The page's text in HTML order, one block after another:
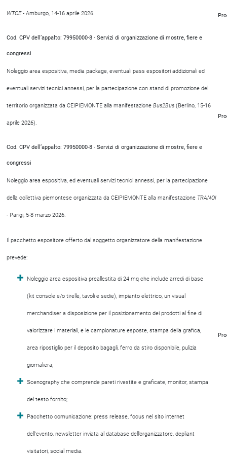
WTCE- Amburgo, 14-16 aprile 2026.
Cod. CPV dell’appalto: 79950000-8 - Servizi di organizzazione di mostre, fiere e
congressi
Noleggio area espositiva, media package, eventuali pass espositori addizionali ed
eventuali servizi tecnici annessi, per la partecipazione con stand di promozione del
territorio organizzata da CEIPIEMONTE alla manifestazione Bus2Bus (Berlino, 15-16
aprile 2026).
Cod. CPV dell’appalto: 79950000-8 - Servizi di organizzazione di mostre, fiere e
congressi
Noleggio area espositiva, ed eventuali servizi tecnici annessi, per la partecipazione
della collettiva piemontese organizzata da CEIPIEMONTE alla manifestazione TRANOI
- Parigi, 5-8 marzo 2026.
Il pacchetto espositore offerto dal soggetto organizzatore della manifestazione
prevede:
Noleggio area espositiva preallestita di 24 mq che include arredi di base
(kit console e/o tirelle, tavoli e sedie), impianto elettrico, un visual
merchandiser a disposizione per il posizionamento dei prodotti al fine di
valorizzare i materiali, e le campionature esposte, stampa della grafica,
area ripostiglio per il deposito bagagli, ferro da stiro disponibile, pulizia
giornaliera;
Scenography che comprende pareti rivestite e graficate, monitor, stampa
del testo fornito;
Pacchetto comunicazione: press release, focus nel sito internet
dell’evento, newsletter inviata al database dell’organizzatore, depliant
visitatori, social media.